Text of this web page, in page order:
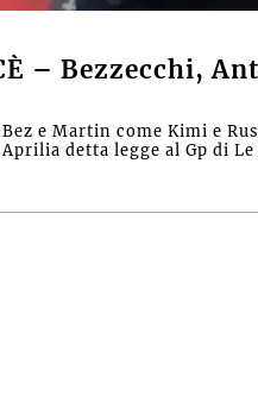
– Bezzecchi,
Bez e Martin come Kimi e
Aprilia detta legge al Gp di